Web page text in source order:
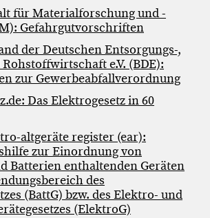
für Materialforschung und -
Gefahrgutvorschriften
der Deutschen Entsorgungs-,
e.V. (BDE):
zur Gewerbeabfallverordnung
Das Elektrogesetz in 60
altgeräte register (ear):
zur Einordnung von
Batterien enthaltenden Geräten
des
(BattG) bzw. des Elektro- und
(ElektroG)